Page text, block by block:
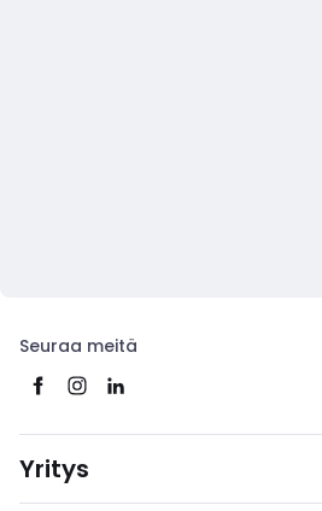
Seuraa meitä
Yritys